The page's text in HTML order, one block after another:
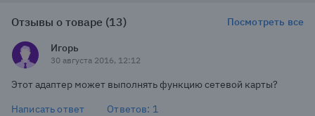
Отзывы о товаре (13) Посмотреть все
Игорь
30 августа 2016, 12:12
Этот адаптер может выполнять функцию сетевой карты?
Написать ответ
Ответов: 1